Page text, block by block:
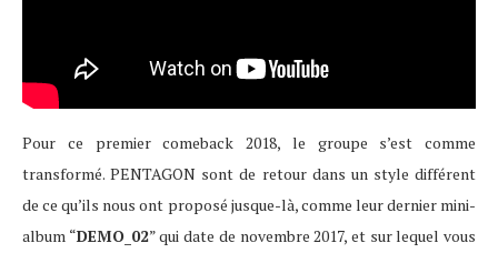
Pour ce premier comeback 2018, le groupe s’est comme
transformé. PENTAGON sont de retour dans un style différent
de ce qu’ils nous ont proposé jusque-là, comme leur dernier mini-
album “DEMO_02” qui date de novembre 2017, et sur lequel vous